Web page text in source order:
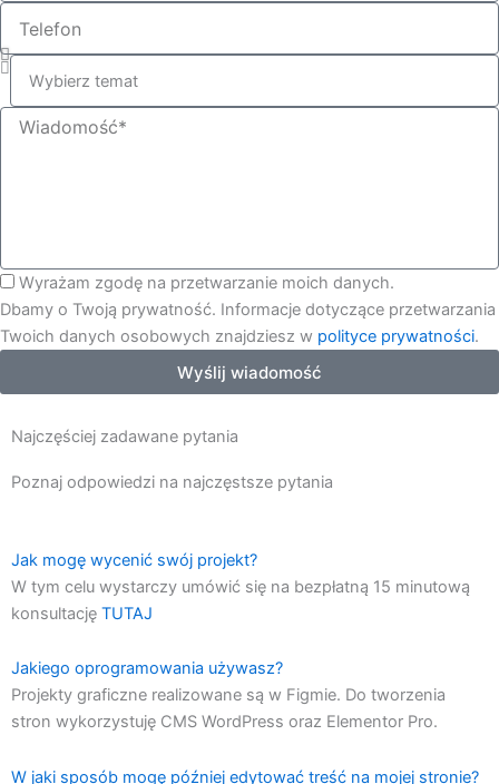
Wybierz
Wiadomość
Zgoda
Wyrażam zgodę na przetwarzanie moich danych.
Dbamy o Twoją prywatność. Informacje dotyczące przetwarzania
Twoich danych osobowych znajdziesz w polityce prywatności.
Wyślij wiadomość
Najczęściej zadawane pytania
Poznaj odpowiedzi na najczęstsze pytania
Jak mogę wycenić swój projekt?
W tym celu wystarczy umówić się na bezpłatną 15 minutową
konsultację TUTAJ
Jakiego oprogramowania używasz?
Projekty graficzne realizowane są w Figmie. Do tworzenia
stron wykorzystuję CMS WordPress oraz Elementor Pro.
W jaki sposób mogę później edytować treść na mojej stronie?